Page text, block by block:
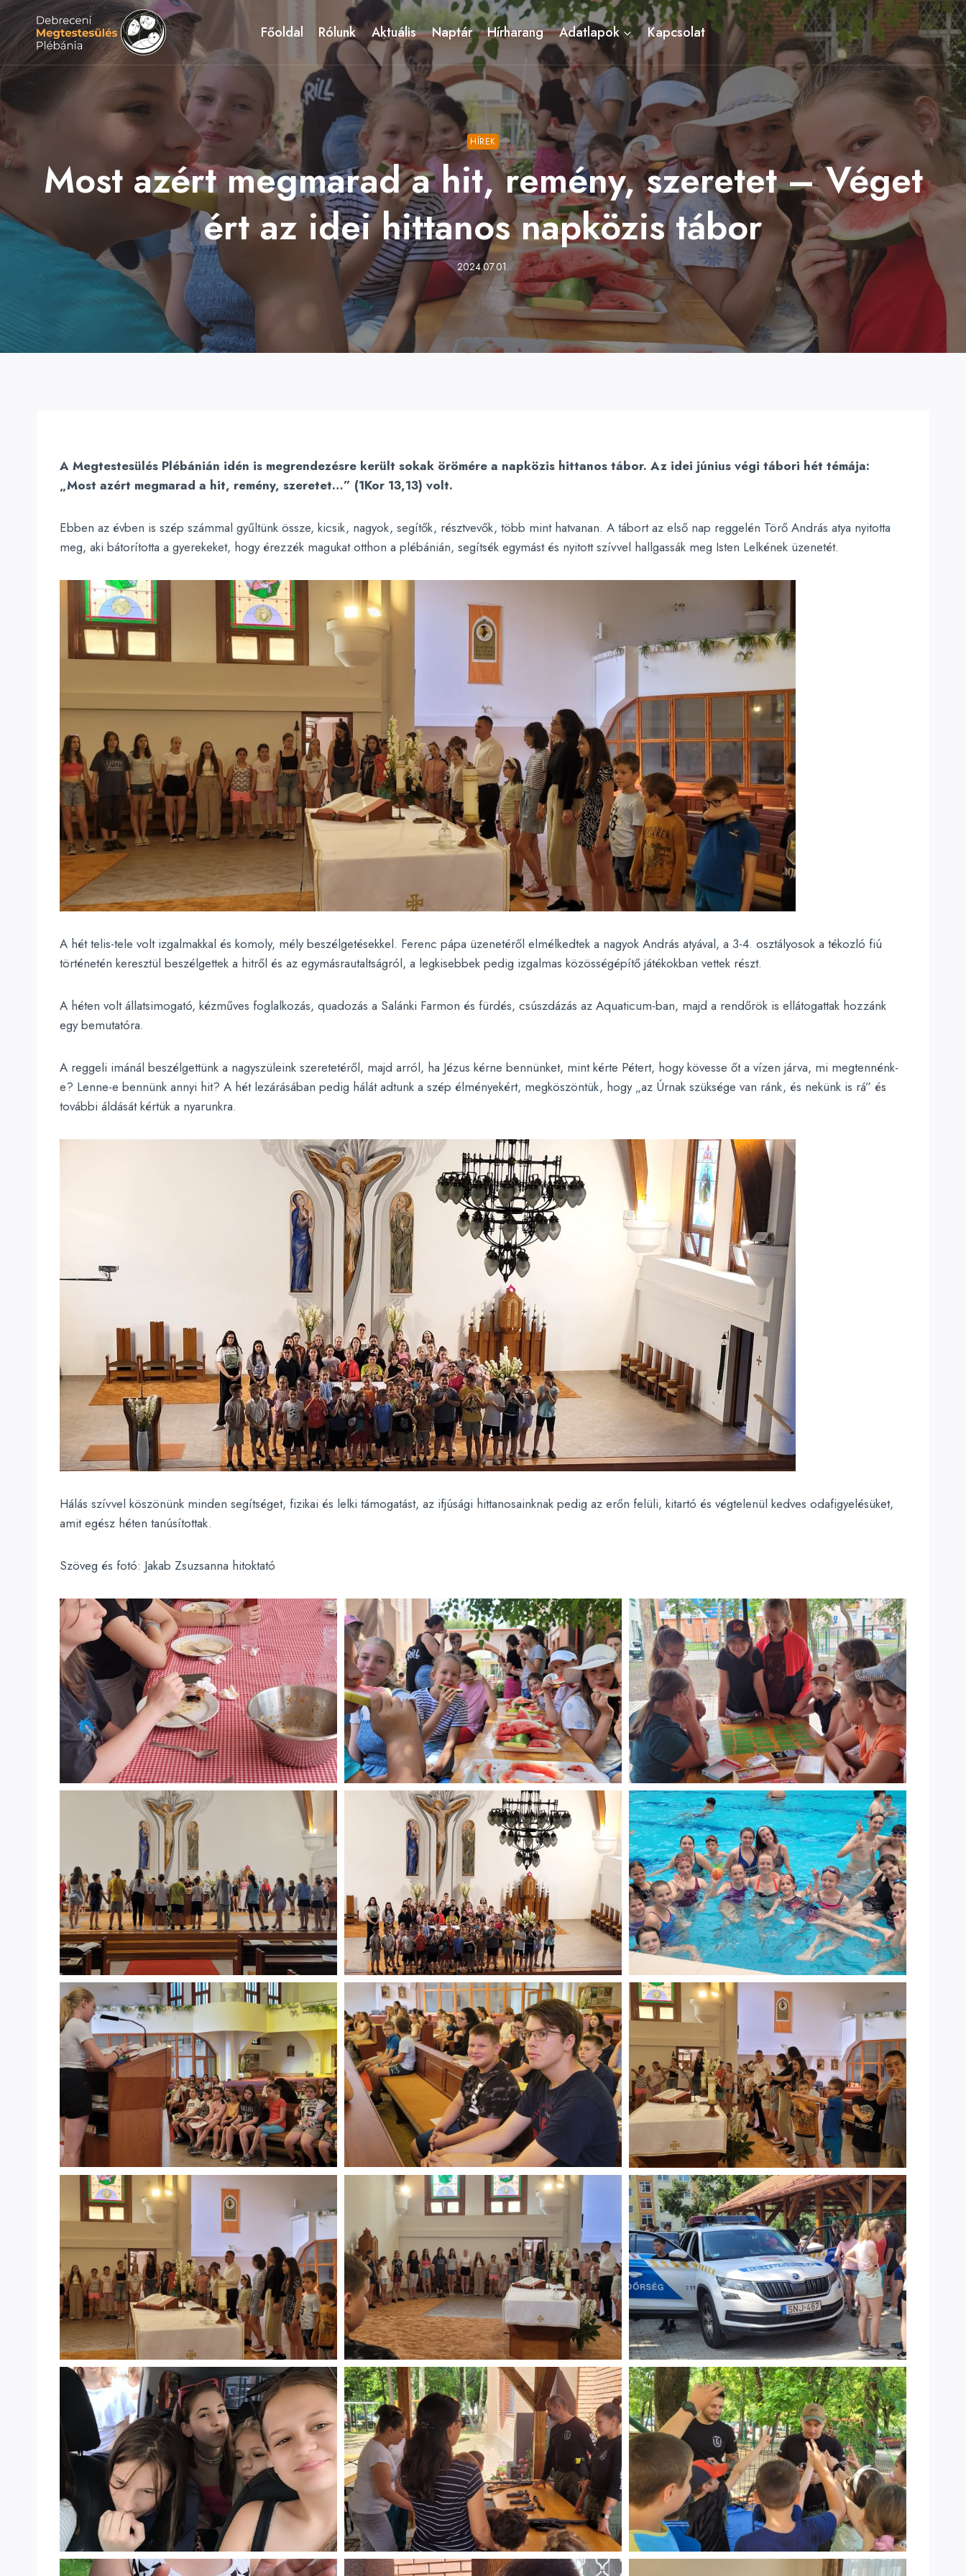
Skip
content
Főoldal Rólunk Aktuális Naptár Hírharang Adatlapok Kapcsolat
HÍREK
Most azért megmarad a hit, remény, szeretet – Véget
ért az idei hittanos napközis tábor
2024.07.01.
A Megtestesülés Plébánián idén is megrendezésre került sokak örömére a napközis hittanos tábor. Az idei június végi tábori hét témája:
„Most azért megmarad a hit, remény, szeretet…” (1Kor 13,13) volt.
Ebben az évben is szép számmal gyűltünk össze, kicsik, nagyok, segítők, résztvevők, több mint hatvanan. A tábort az első nap reggelén Törő András atya nyitotta
meg, aki bátorította a gyerekeket, hogy érezzék magukat otthon a plébánián, segítsék egymást és nyitott szívvel hallgassák meg Isten Lelkének üzenetét.
A hét telis-tele volt izgalmakkal és komoly, mély beszélgetésekkel. Ferenc pápa üzenetéről elmélkedtek a nagyok András atyával, a 3-4. osztályosok a tékozló fiú
történetén keresztül beszélgettek a hitről és az egymásrautaltságról, a legkisebbek pedig izgalmas közösségépítő játékokban vettek részt.
A héten volt állatsimogató, kézműves foglalkozás, quadozás a Salánki Farmon és fürdés, csúszdázás az Aquaticum-ban, majd a rendőrök is ellátogattak hozzánk
egy bemutatóra.
A reggeli imánál beszélgettünk a nagyszüleink szeretetéről, majd arról, ha Jézus kérne bennünket, mint kérte Pétert, hogy kövesse őt a vízen járva, mi megtennénk-
e? Lenne-e bennünk annyi hit? A hét lezárásában pedig hálát adtunk a szép élményekért, megköszöntük, hogy „az Úrnak szüksége van ránk, és nekünk is rá” és
további áldását kértük a nyarunkra.
Hálás szívvel köszönünk minden segítséget, fizikai és lelki támogatást, az ifjúsági hittanosainknak pedig az erőn felüli, kitartó és végtelenül kedves odafigyelésüket,
amit egész héten tanúsítottak.
Szöveg és fotó: Jakab Zsuzsanna hitoktató